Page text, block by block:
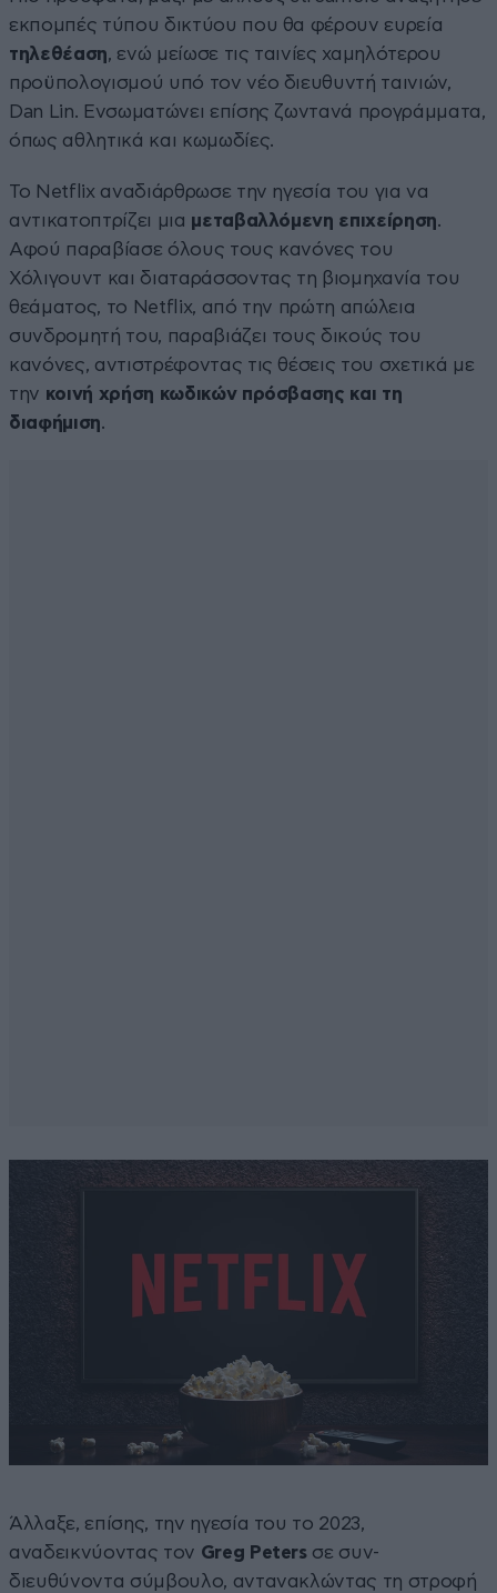
εκπομπές τύπου δικτύου που θα φέρουν ευρεία
τηλεθέαση, ενώ μείωσε τις ταινίες χαμηλότερου
προϋπολογισμού υπό τον νέο διευθυντή ταινιών,
Dan Lin. Ενσωματώνει επίσης ζωντανά προγράμματα,
όπως αθλητικά και κωμωδίες.
Το Netflix αναδιάρθρωσε την ηγεσία του για να
αντικατοπτρίζει μια μεταβαλλόμενη επιχείρηση.
Αφού παραβίασε όλους τους κανόνες του
Χόλιγουντ και διαταράσσοντας τη βιομηχανία του
θεάματος, το Netflix, από την πρώτη απώλεια
συνδρομητή του, παραβιάζει τους δικούς του
κανόνες, αντιστρέφοντας τις θέσεις του σχετικά με
την κοινή χρήση κωδικών πρόσβασης και τη
διαφήμιση.
Άλλαξε, επίσης, την ηγεσία του το 2023,
αναδεικνύοντας τον Greg Petersσε συν-
διευθύνοντα σύμβουλο, αντανακλώντας τη στροφή